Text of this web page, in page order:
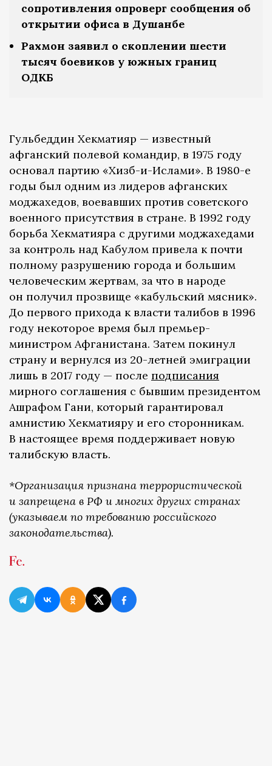
сопротивления опроверг сообщения об
открытии офиса в Душанбе
Рахмон заявил о скоплении шести
тысяч боевиков у южных границ
ОДКБ
Гульбеддин Хекматияр — известный
афганский полевой командир, в 1975 году
основал партию «Хизб-и-Ислами». В 1980-е
годы был одним из лидеров афганских
моджахедов, воевавших против советского
военного присутствия в стране. В 1992 году
борьба Хекматияра с другими моджахедами
за контроль над Кабулом привела к почти
полному разрушению города и большим
человеческим жертвам, за что в народе
он получил прозвище «кабульский мясник».
До первого прихода к власти талибов в 1996
году некоторое время был премьер-
министром Афганистана. Затем покинул
страну и вернулся из 20-летней эмиграции
лишь в 2017 году — после подписания
мирного соглашения с бывшим президентом
Ашрафом Гани, который гарантировал
амнистию Хекматияру и его сторонникам.
В настоящее время поддерживает новую
талибскую власть.
*Организация признана террористической
и запрещена в РФ и многих других странах
(указываем по требованию российского
законодательства).